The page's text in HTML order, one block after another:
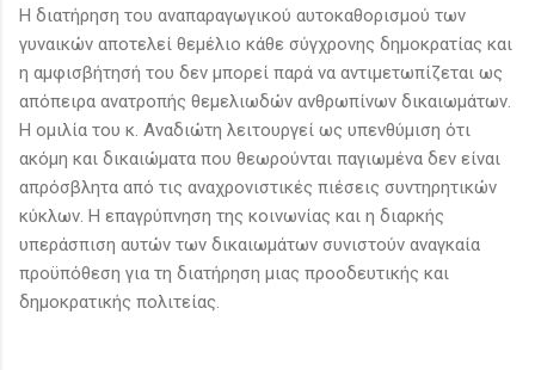
Η διατήρηση του αναπαραγωγικού αυτοκαθορισμού των
γυναικών αποτελεί θεμέλιο κάθε σύγχρονης δημοκρατίας και
η αμφισβήτησή του δεν μπορεί παρά να αντιμετωπίζεται ως
απόπειρα ανατροπής θεμελιωδών ανθρωπίνων δικαιωμάτων.
Η ομιλία του κ. Αναδιώτη λειτουργεί ως υπενθύμιση ότι
ακόμη και δικαιώματα που θεωρούνται παγιωμένα δεν είναι
απρόσβλητα από τις αναχρονιστικές πιέσεις συντηρητικών
κύκλων. Η επαγρύπνηση της κοινωνίας και η διαρκής
υπεράσπιση αυτών των δικαιωμάτων συνιστούν αναγκαία
προϋπόθεση για τη διατήρηση μιας προοδευτικής και
δημοκρατικής πολιτείας.